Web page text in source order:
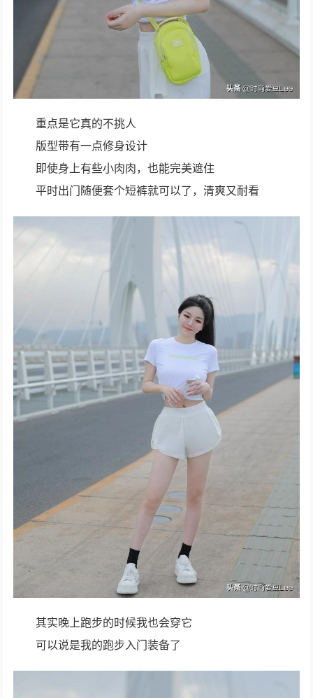
重点是它真的不挑人
版型带有一点修身设计
即使身上有些小肉肉，也能完美遮住
平时出门随便套个短裤就可以了，清爽又耐看
其实晚上跑步的时候我也会穿它
可以说是我的跑步入门装备了